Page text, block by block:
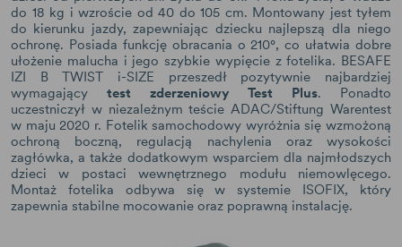
do 18 kg i wzroście od 40 do 105 cm. Montowany jest tyłem
do kierunku jazdy, zapewniając dziecku najlepszą dla niego
ochronę. Posiada funkcję obracania o 210°, co ułatwia dobre
ułożenie malucha i jego szybkie wypięcie z fotelika. BESAFE
IZI B TWIST i-SIZE przeszedł pozytywnie najbardziej
wymagający test zderzeniowy Test Plus. Ponadto
uczestniczył w niezależnym teście ADAC/Stiftung Warentest
w maju 2020 r. Fotelik samochodowy wyróżnia się wzmożoną
ochroną boczną, regulacją nachylenia oraz wysokości
zagłówka, a także dodatkowym wsparciem dla najmłodszych
dzieci w postaci wewnętrznego modułu niemowlęcego.
Montaż fotelika odbywa się w systemie ISOFIX, który
zapewnia stabilne mocowanie oraz poprawną instalację.